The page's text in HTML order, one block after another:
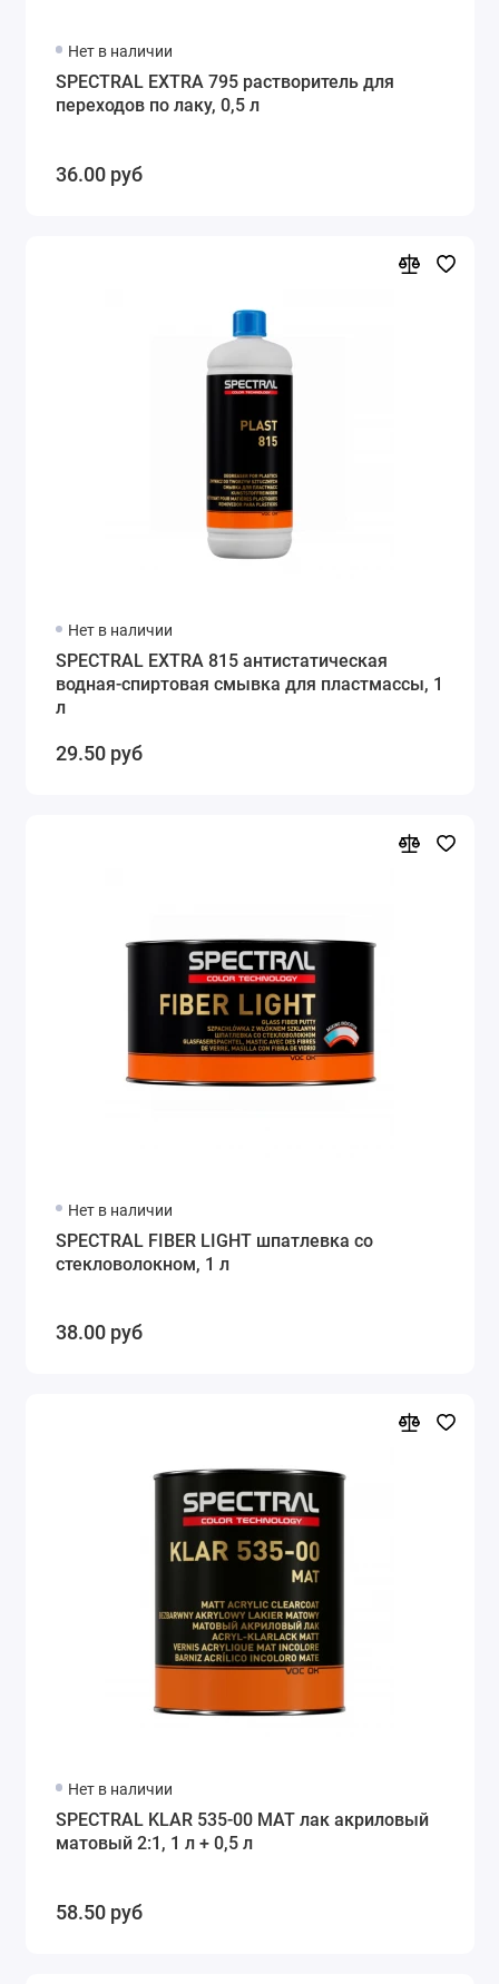
Нет в наличии
SPECTRAL EXTRA 795 растворитель для
переходов по лаку, 0,5 л
36.00 руб
Нет в наличии
SPECTRAL EXTRA 815 антистатическая
водная-спиртовая смывка для пластмассы, 1
л
29.50 руб
Нет в наличии
SPECTRAL FIBER LIGHT шпатлевка со
стекловолокном, 1 л
38.00 руб
Нет в наличии
SPECTRAL KLAR 535-00 MAT лак акриловый
матовый 2:1, 1 л + 0,5 л
58.50 руб